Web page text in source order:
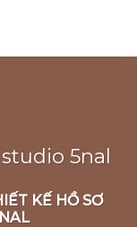
5nal
KẾ HỒ SƠ